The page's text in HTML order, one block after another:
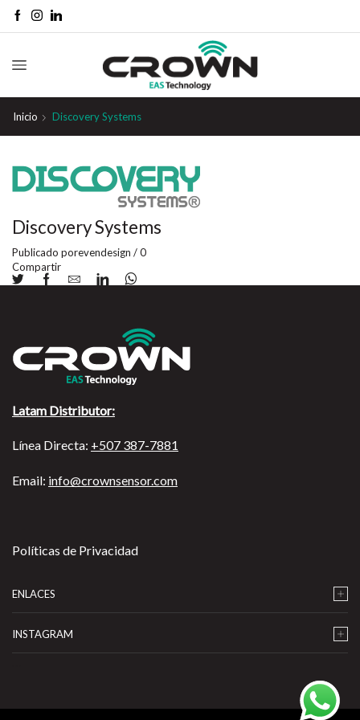
Inicio Discovery Systems
Discovery Systems
Publicado porevendesign /0
Compartir
Latam Distributor:
Línea Directa: +507 387-7881
Email: info@crownsensor.com
Políticas de Privacidad
ENLACES
INSTAGRAM